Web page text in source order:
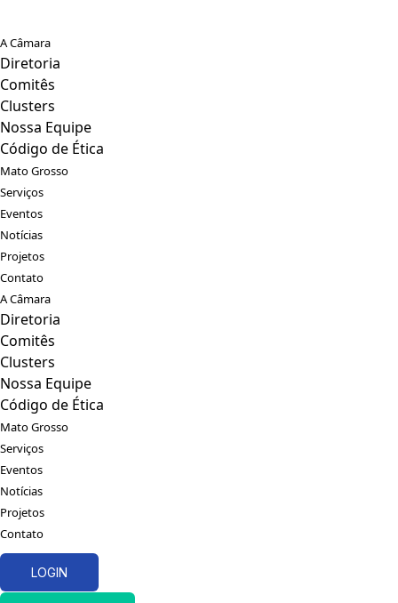
A Câmara
Diretoria
Comitês
Clusters
Nossa Equipe
Código de Ética
Mato Grosso
Serviços
Eventos
Notícias
Projetos
Contato
A Câmara
Diretoria
Comitês
Clusters
Nossa Equipe
Código de Ética
Mato Grosso
Serviços
Eventos
Notícias
Projetos
Contato
LOGIN